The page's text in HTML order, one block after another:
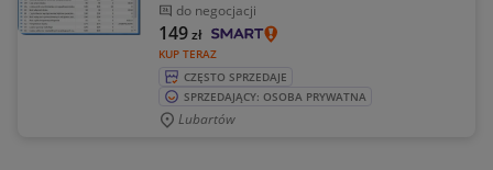
do negocjacji
KUP TERAZ
149zł
CZĘSTO SPRZEDAJE
SPRZEDAJĄCY: OSOBA PRYWATNA
Lubartów